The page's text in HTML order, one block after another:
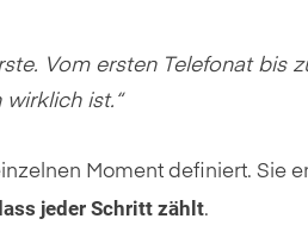
. Vom ersten Telefonat bis
ist.“
Moment definiert. Sie
jeder Schritt zählt.